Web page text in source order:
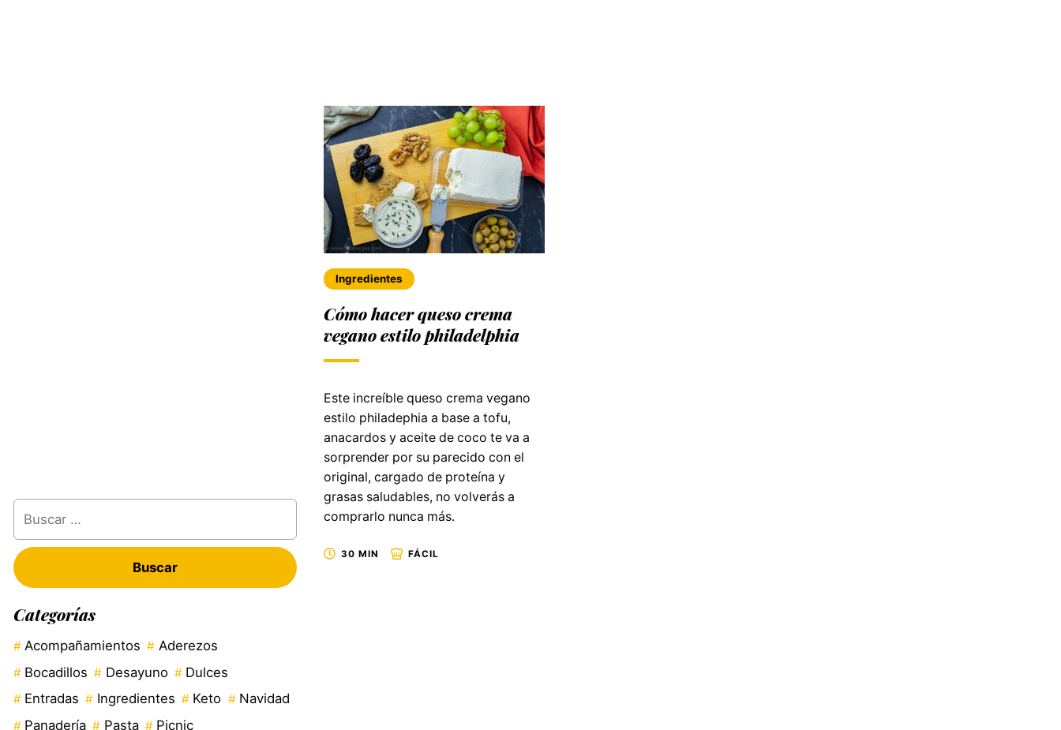
Categorías
Acompañamientos
Aderezos
Bocadillos
Desayuno
Dulces
Entradas
Ingredientes Keto
Navidad
Panadería
Pasta
Picnic
Ingredientes
Cómo hacer queso crema
vegano estilo philadelphia
Este increíble queso crema vegano
estilo philadephia a base a tofu,
anacardos y aceite de coco te va a
sorprender por su parecido con el
original, cargado de proteína y
grasas saludables, no volverás a
comprarlo nunca más.
30 MIN FÁCIL